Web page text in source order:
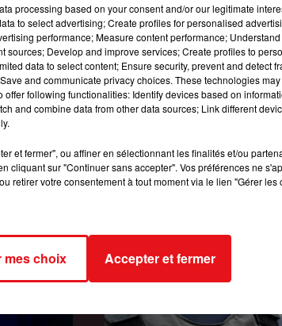
VOTRE
DEPUIS DÉBUT JUILLET, DES...
processing based on your consent and/or our legitimate
to select advertising; Create profiles for personalised
performance; Measure content performance;
sources; Develop and improve services; Create profiles to
data to select content; Ensure security, prevent and detect
and communicate privacy choices. These technologies
following functionalities: Identify devices based on
and combine data from other data sources; Link different
et fermer", ou affiner en sélectionnant les finalités et/ou
cliquant sur "Continuer sans accepter". Vos préférences ne
retirer votre consentement à tout moment via le lien "Gérer les
mes choix Accepter et fermer